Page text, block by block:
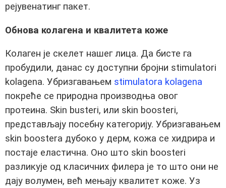
рејувенатинг пакет.
Обнова колагена и квалитета коже
Колаген је скелет нашег лица. Да бисте га
пробудили, данас су доступни бројни stimulatori
kolagena. Убризгавањем stimulatora kolagena
покреће се природна производња овог
протеина. Skin busteri, или skin boosteri,
представљају посебну категорију. Убризгавањем
skin boostera дубоко у дерм, кожа се хидрира и
постаје еластична. Оно што skin boosteri
разликује од класичних филера је то што они не
дају волумен, већ мењају квалитет коже. Уз